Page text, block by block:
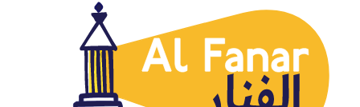
Humor Árabe